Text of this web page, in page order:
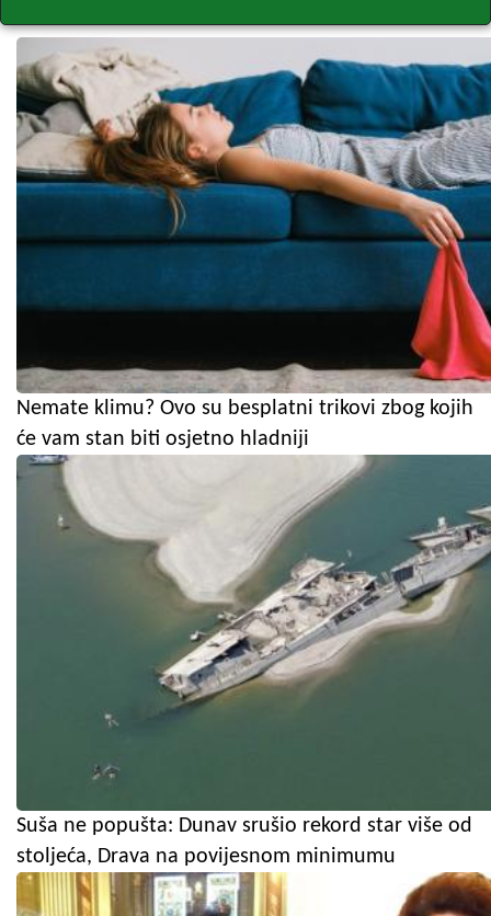
Nemate klimu? Ovo su besplatni trikovi zbog kojih
će vam stan biti osjetno hladniji
Suša ne popušta: Dunav srušio rekord star više od
stoljeća, Drava na povijesnom minimumu